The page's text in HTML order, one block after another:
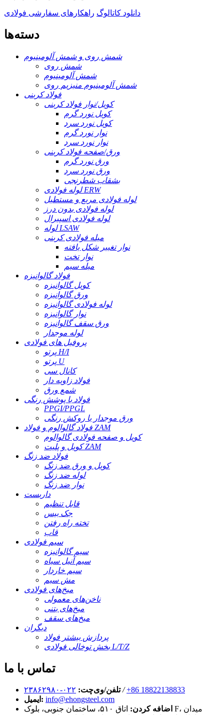
دانلود کاتالوگ راهکارهای سفارشی فولادی
دسته‌ها
شمش روی و شمش آلومینیوم
شمش روی
شمش آلومینیوم
شمش آلومینیوم منیزیم روی
فولاد کربنی
کویل/نوار فولاد کربنی
کویل نورد گرم
کویل نورد سرد
نوار نورد گرم
نوار نورد سرد
ورق/صفحه فولاد کربنی
ورق نورد گرم
ورق نورد سرد
بشقاب شطرنجی
لوله فولادی ERW
لوله فولادی مربع و مستطیل
لوله فولادی بدون درز
لوله فولادی اسپیرال
لوله LSAW
میله فولادی کربنی
نوار تغییر شکل یافته
نوار تخت
میله سیم
فولاد گالوانیزه
کویل گالوانیزه
ورق گالوانیزه
لوله فولادی گالوانیزه
نوار گالوانیزه
ورق سقف گالوانیزه
لوله موجدار
پروفیل های فولادی
پرتو H/I
پرتو U
کانال سی
فولاد زاویه دار
شمع ورق
فولاد با پوشش رنگی
PPGI/PPGL
ورق موجدار با روکش رنگی
فولاد گالوالوم و فولاد ZAM
کویل و صفحه فولادی گالوالوم
کویل و پلیت ZAM
فولاد ضد زنگ
کویل و ورق ضد زنگ
لوله ضد زنگ
نوار ضد زنگ
داربست
قابل تنظیم
جک بیس
تخته راه رفتن
قاب
سیم فولادی
سیم گالوانیزه
سیم آنیل سیاه
سیم خاردار
مش سیم
میخ‌های فولادی
ناخن‌های معمولی
میخ‌های بتنی
میخ‌های سقف
دیگران
پردازش بیشتر فولاد
بخش توخالی فولادی L/T/Z
تماس با ما
تلفن/وی‌چت: ۰۲۲-۲۳۸۶۲۹۸۰ / ‎+86 18822138833‎
ایمیل: info@ehongsteel.com
اضافه کردن:
اتاق ۵۱۰، ساختمان جنوبی، بلوک F، میدان